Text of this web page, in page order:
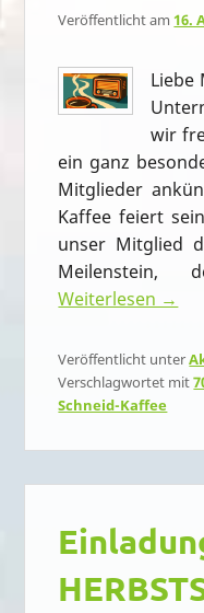
Veröffentlicht am16.
Liebe
wir
ein ganz
Mitglieder
Kaffee feiert
unser Mitglied
Weiterlesen →
Veröffentlicht unter
Verschlagwortet mit
Schneid-Kaffee